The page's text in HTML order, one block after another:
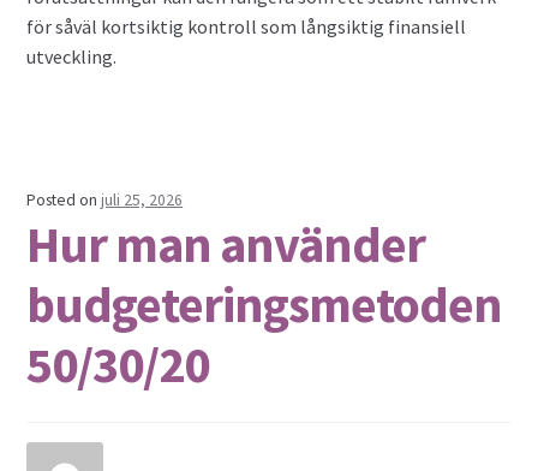
för såväl kortsiktig kontroll som långsiktig finansiell
utveckling.
Posted onjuli 25, 2026
Hur man använder
budgeteringsmetoden
50/30/20